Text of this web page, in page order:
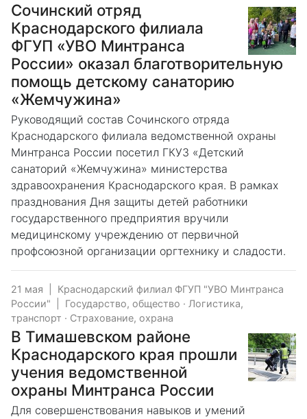
Сочинский отряд
Краснодарского филиала
ФГУП «УВО Минтранса
России» оказал благотворительную
помощь детскому санаторию
«Жемчужина»
Руководящий состав Сочинского отряда
Краснодарского филиала ведомственной охраны
Минтранса России посетил ГКУЗ «Детский
санаторий «Жемчужина» министерства
здравоохранения Краснодарского края. В рамках
празднования Дня защиты детей работники
государственного предприятия вручили
медицинскому учреждению от первичной
профсоюзной организации оргтехнику и сладости.
21 мая
Краснодарский филиал ФГУП "УВО Минтранса
России"
Государство, общество · Логистика,
транспорт · Страхование, охрана
В Тимашевском районе
Краснодарского края прошли
учения ведомственной
охраны Минтранса России
Для совершенствования навыков и умений